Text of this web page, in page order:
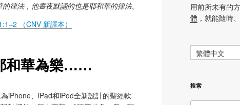
律法，他晝夜默誦的也是耶和華的律法。
（CNV 新譯本）
和華為樂……
iPhone、iPad和iPod全新設計的聖經軟
用前所未有的
體 ，就能隨時
繁體中文
搜索